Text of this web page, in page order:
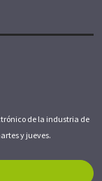
de la industria de
y jueves.